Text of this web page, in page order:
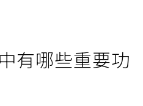
有哪些重要功